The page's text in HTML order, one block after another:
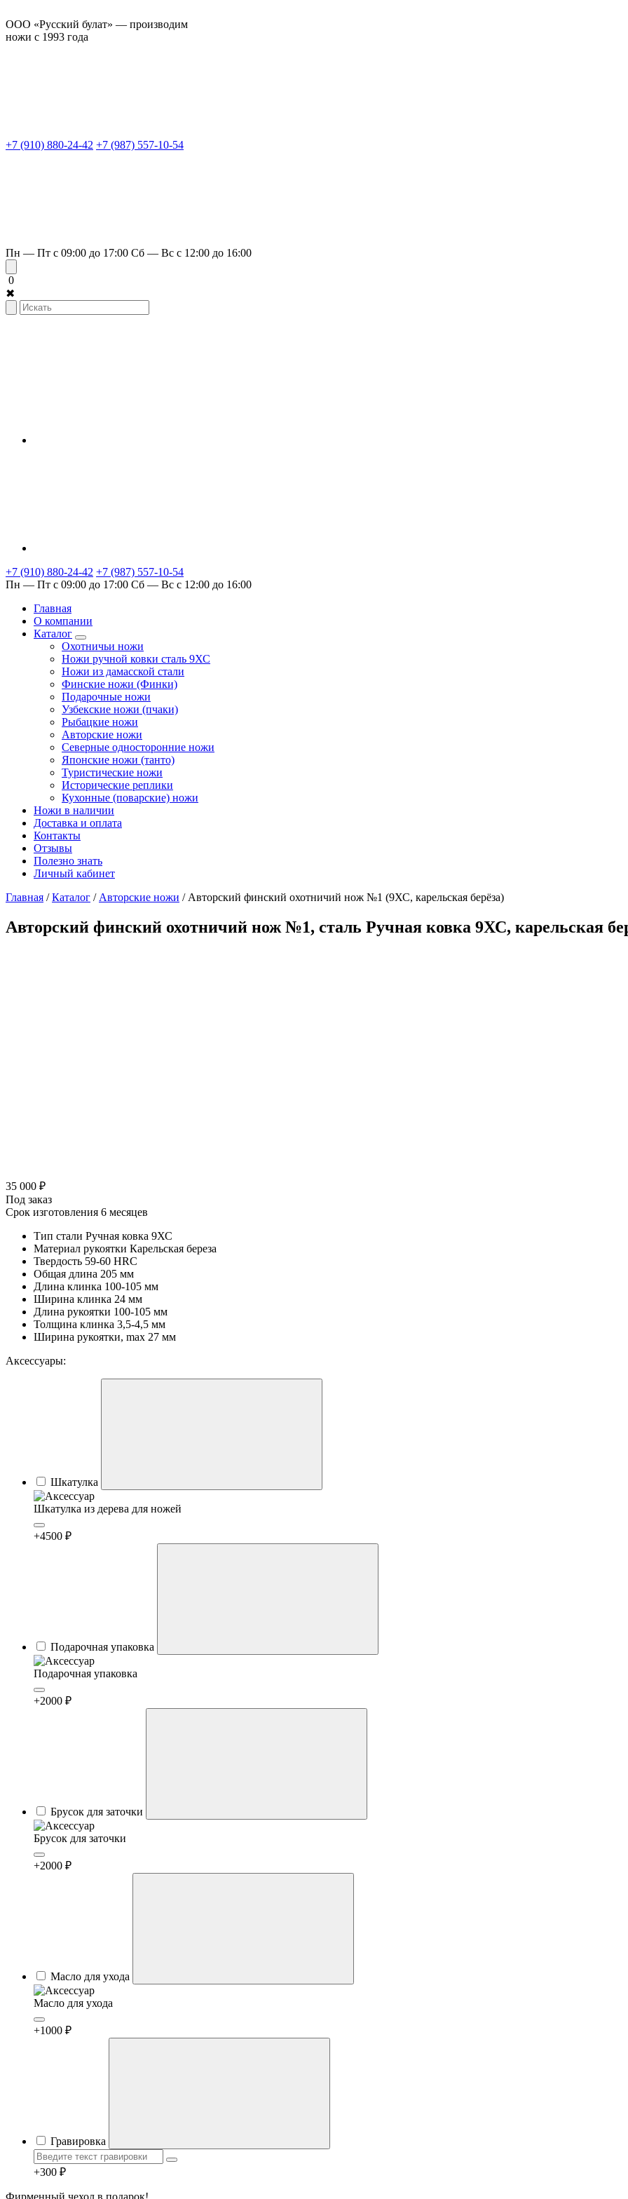
ООО «Русский булат» — производим
ножи с 1993 года
+7 (910) 880-24-42 +7 (987) 557-10-54
Пн — Пт с 09:00 до 17:00 Сб — Вс с 12:00 до 16:00
0
✖
+7 (910) 880-24-42 +7 (987) 557-10-54
Пн — Пт с 09:00 до 17:00 Сб — Вс с 12:00 до 16:00
Главная
О компании
Каталог
Охотничьи ножи
Ножи ручной ковки сталь 9ХС
Ножи из дамасской стали
Финские ножи (Финки)
Подарочные ножи
Узбекские ножи (пчаки)
Рыбацкие ножи
Авторские ножи
Северные односторонние ножи
Японские ножи (танто)
Туристические ножи
Исторические реплики
Кухонные (поварские) ножи
Ножи в наличии
Доставка и оплата
Контакты
Отзывы
Полезно знать
Личный кабинет
Главная /Каталог / Авторские ножи / Авторский финский охотничий нож №1 (9ХС, карельская берёза)
Авторский финский охотничий нож №1, сталь Ручная ковка 9ХС, карельская
35 000 ₽
Под заказ
Срок изготовления 6 месяцев
Тип стали Ручная ковка 9ХС
Материал рукоятки Карельская береза
Твердость 59-60 HRC
Общая длина 205 мм
Длина клинка 100-105 мм
Ширина клинка 24 мм
Длина рукоятки 100-105 мм
Толщина клинка 3,5-4,5 мм
Ширина рукоятки, max 27 мм
Аксессуары:
Шкатулка
Шкатулка из дерева для ножей
+4500 ₽
Подарочная упаковка
Подарочная упаковка
+2000 ₽
Брусок для заточки
Брусок для заточки
+2000 ₽
Масло для ухода
Масло для ухода
+1000 ₽
Гравировка
+300 ₽
Фирменный чехол в подарок!